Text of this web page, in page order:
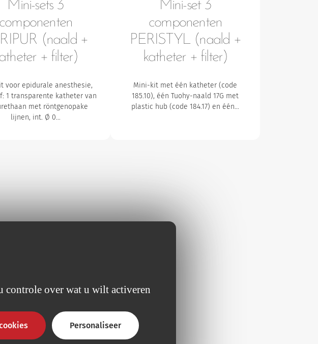
controle over wat u wilt activeren
Personaliseer
Mini-sets 3
componenten
(naald +
+ filter)
voor epidurale anesthesie,
1 transparente katheter van
met röntgenopake
lijnen, int. Ø 0…
Mini-set 3
componenten
PERISTYL (naald +
katheter + filter)
Mini-kit met één katheter (code
185.10), één Tuohy-naald 17G met
plastic hub (code 184.17) en één…